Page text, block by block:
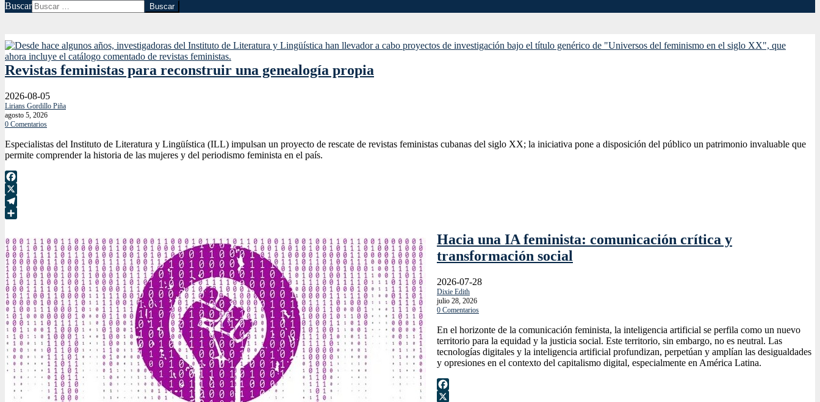
Buscar
Revistas feministas para reconstruir una genealogía propia
2026-08-05
Lirians Gordillo Piña
agosto 5, 2026
0 Comentarios
Especialistas del Instituto de Literatura y Lingüística (ILL) impulsan un proyecto de rescate de revistas feministas cubanas del siglo XX; la iniciativa pone a disposición del público un patrimonio invaluable que
permite comprender la historia de las mujeres y del periodismo feminista en el país.
Facebook
X
Telegram
Hacia una IA feminista: comunicación crítica y
transformación social
2026-07-28
Dixie Edith
julio 28, 2026
0 Comentarios
En el horizonte de la comunicación feminista, la inteligencia artificial se perfila como un nuevo
territorio para la equidad y la justicia social. Este territorio, sin embargo, no es neutral. Las
tecnologías digitales y la inteligencia artificial profundizan, perpetúan y amplían las desigualdades
y opresiones en el contexto del capitalismo digital, especialmente en América Latina.
Facebook